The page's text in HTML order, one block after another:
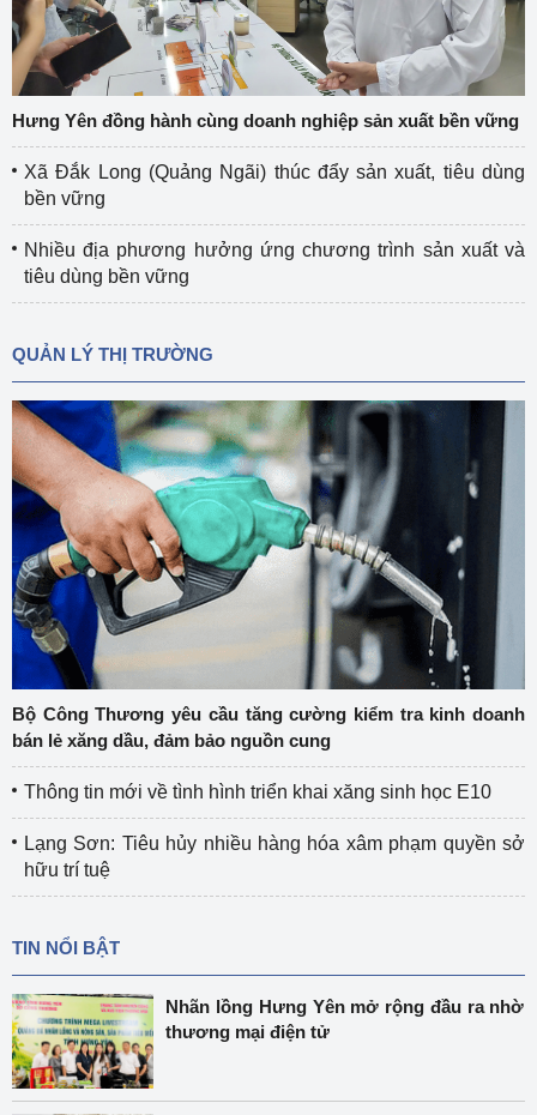
Hưng Yên đồng hành cùng doanh nghiệp sản xuất bền vững
Xã Đắk Long (Quảng Ngãi) thúc đẩy sản xuất, tiêu dùng
bền vững
Nhiều địa phương hưởng ứng chương trình sản xuất và
tiêu dùng bền vững
QUẢN LÝ THỊ TRƯỜNG
Bộ Công Thương yêu cầu tăng cường kiểm tra kinh doanh
bán lẻ xăng dầu, đảm bảo nguồn cung
Thông tin mới về tình hình triển khai xăng sinh học E10
Lạng Sơn: Tiêu hủy nhiều hàng hóa xâm phạm quyền sở
hữu trí tuệ
TIN NỔI BẬT
Nhãn lồng Hưng Yên mở rộng đầu ra nhờ
thương mại điện tử